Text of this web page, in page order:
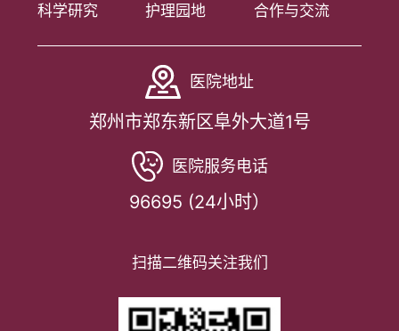
科学研究
护理园地 合作与交流
医院地址
郑州市郑东新区阜外大道1号
医院服务电话
96695 (24小时）
扫描二维码关注我们